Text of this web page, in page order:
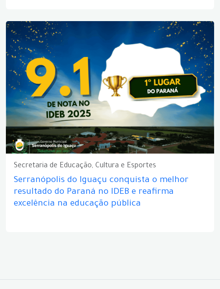
Secretaria de Educação, Cultura e Esportes
Serranópolis do Iguaçu conquista o melhor
resultado do Paraná no IDEB e reafirma
excelência na educação pública